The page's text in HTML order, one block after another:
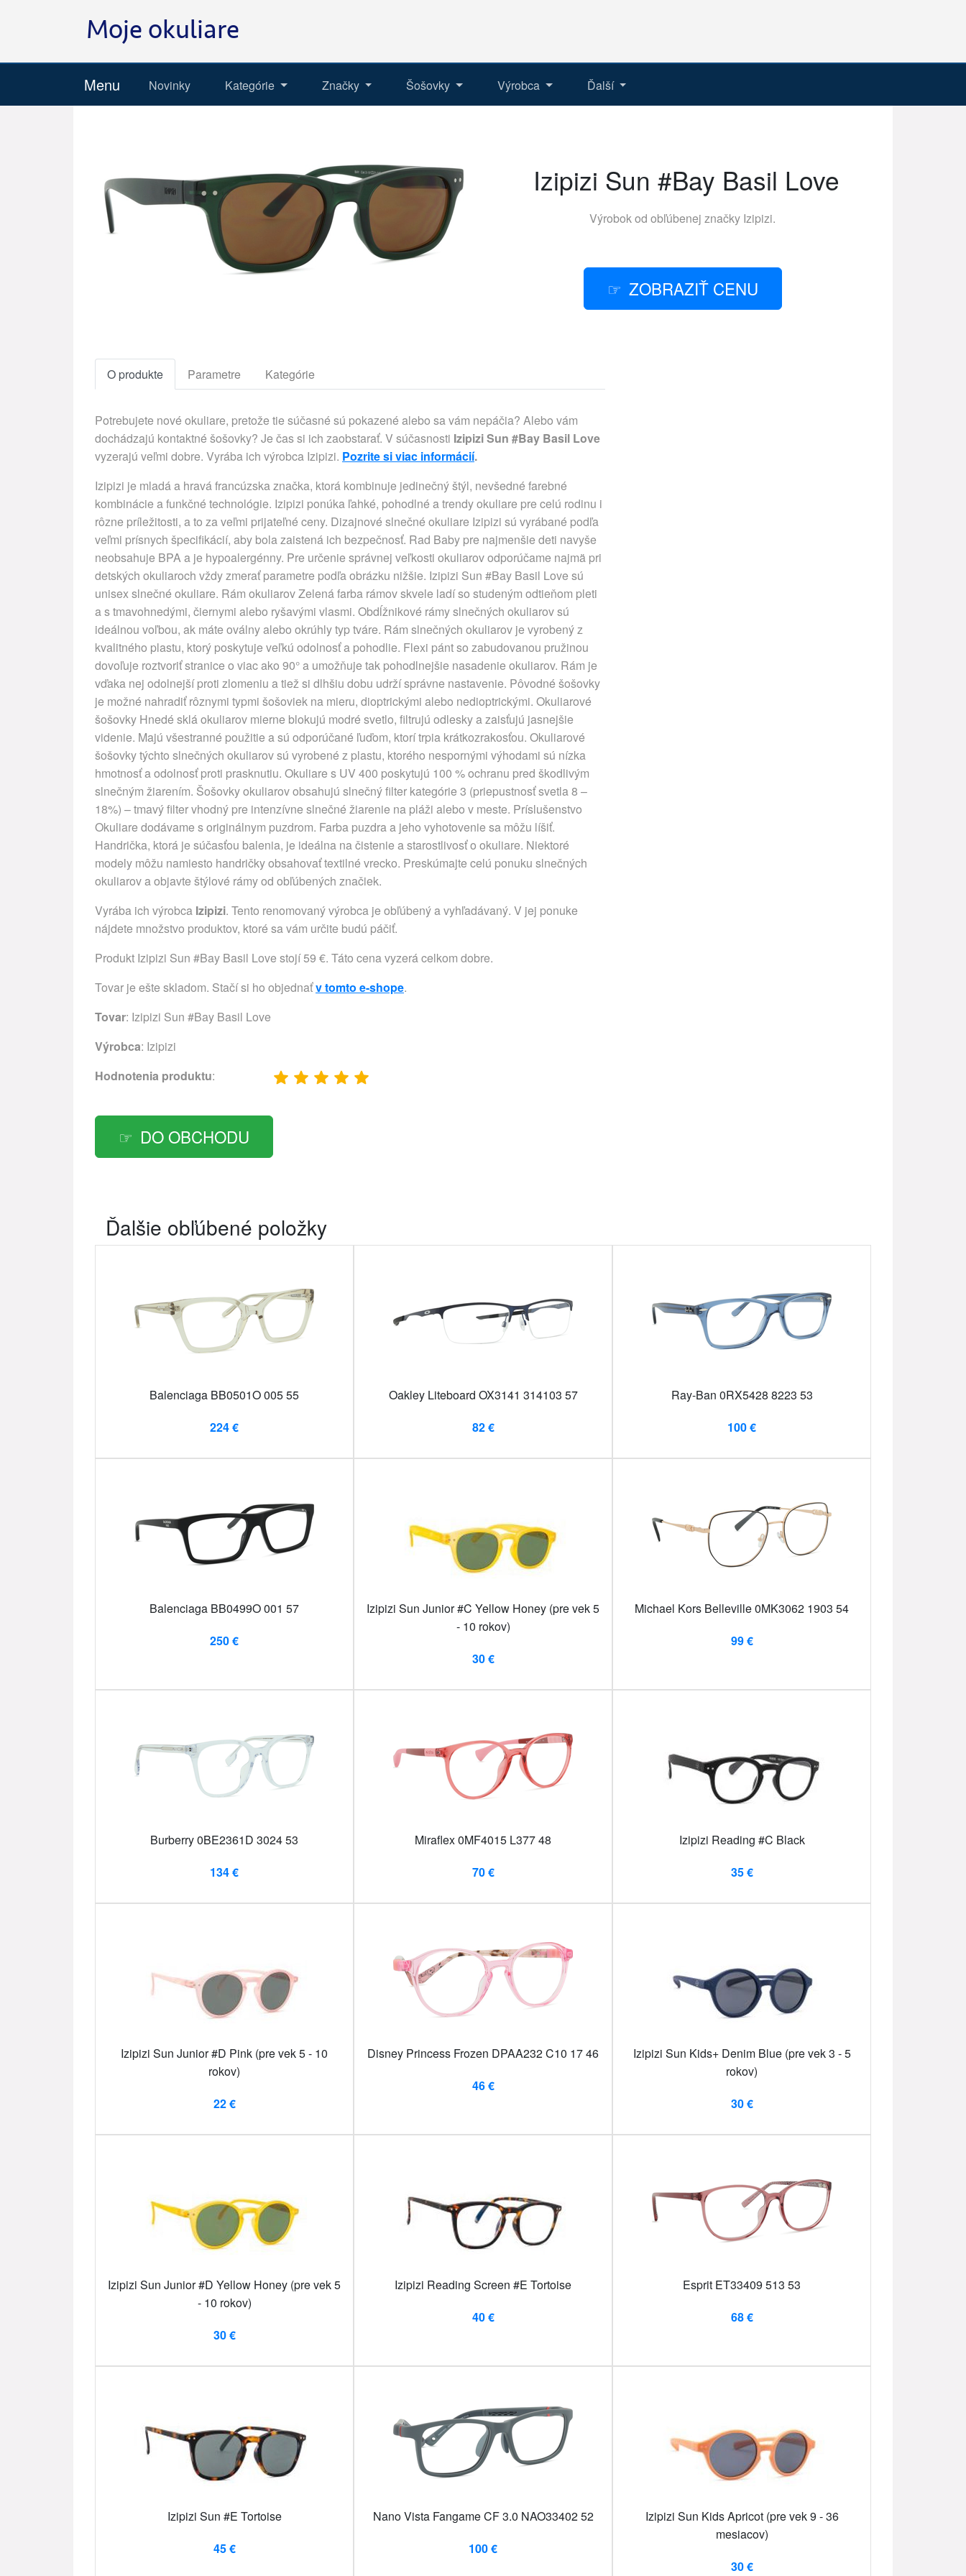
Menu Novinky Kategórie Značky Šošovky Výrobca Ďalší
Izipizi Sun #Bay Basil Love
Výrobok od obľúbenej značky Izipizi.
ZOBRAZIŤ CENU
O produkte Parametre Kategórie
Potrebujete nové okuliare, pretože tie súčasné sú pokazené alebo sa vám nepáčia? Alebo vám
dochádzajú kontaktné šošovky? Je čas si ich zaobstarať. V súčasnosti Izipizi Sun #Bay Basil Love
vyzerajú veľmi dobre. Vyrába ich výrobca Izipizi. Pozrite si viac informácií.
Izipizi je mladá a hravá francúzska značka, ktorá kombinuje jedinečný štýl, nevšedné farebné
kombinácie a funkčné technológie. Izipizi ponúka ľahké, pohodlné a trendy okuliare pre celú rodinu i
rôzne príležitosti, a to za veľmi prijateľné ceny. Dizajnové slnečné okuliare Izipizi sú vyrábané podľa
veľmi prísnych špecifikácií, aby bola zaistená ich bezpečnosť. Rad Baby pre najmenšie deti navyše
neobsahuje BPA a je hypoalergénny. Pre určenie správnej veľkosti okuliarov odporúčame najmä pri
detských okuliaroch vždy zmerať parametre podľa obrázku nižšie. Izipizi Sun #Bay Basil Love sú
unisex slnečné okuliare. Rám okuliarov Zelená farba rámov skvele ladí so studeným odtieňom pleti
a s tmavohnedými, čiernymi alebo ryšavými vlasmi. Obdĺžnikové rámy slnečných okuliarov sú
ideálnou voľbou, ak máte oválny alebo okrúhly typ tváre. Rám slnečných okuliarov je vyrobený z
kvalitného plastu, ktorý poskytuje veľkú odolnosť a pohodlie. Flexi pánt so zabudovanou pružinou
dovoľuje roztvoriť stranice o viac ako 90° a umožňuje tak pohodlnejšie nasadenie okuliarov. Rám je
vďaka nej odolnejší proti zlomeniu a tiež si dlhšiu dobu udrží správne nastavenie. Pôvodné šošovky
je možné nahradiť rôznymi typmi šošoviek na mieru, dioptrickými alebo nedioptrickými. Okuliarové
šošovky Hnedé sklá okuliarov mierne blokujú modré svetlo, filtrujú odlesky a zaisťujú jasnejšie
videnie. Majú všestranné použitie a sú odporúčané ľuďom, ktorí trpia krátkozrakosťou. Okuliarové
šošovky týchto slnečných okuliarov sú vyrobené z plastu, ktorého nespornými výhodami sú nízka
hmotnosť a odolnosť proti prasknutiu. Okuliare s UV 400 poskytujú 100 % ochranu pred škodlivým
slnečným žiarením. Šošovky okuliarov obsahujú slnečný filter kategórie 3 (priepustnosť svetla 8 –
18%) – tmavý filter vhodný pre intenzívne slnečné žiarenie na pláži alebo v meste. Príslušenstvo
Okuliare dodávame s originálnym puzdrom. Farba puzdra a jeho vyhotovenie sa môžu líšiť.
Handrička, ktorá je súčasťou balenia, je ideálna na čistenie a starostlivosť o okuliare. Niektoré
modely môžu namiesto handričky obsahovať textilné vrecko. Preskúmajte celú ponuku slnečných
okuliarov a objavte štýlové rámy od obľúbených značiek.
Vyrába ich výrobca Izipizi. Tento renomovaný výrobca je obľúbený a vyhľadávaný. V jej ponuke
nájdete množstvo produktov, ktoré sa vám určite budú páčiť.
Produkt Izipizi Sun #Bay Basil Love stojí 59 €. Táto cena vyzerá celkom dobre.
Tovar je ešte skladom. Stačí si ho objednaťv tomto e-shope.
Tovar: Izipizi Sun #Bay Basil Love
Výrobca: Izipizi
Hodnotenia produktu:
DO OBCHODU
Ďalšie obľúbené položky
Balenciaga BB0501O 005 55
224 €
Oakley Liteboard OX3141 314103 57
82 €
Ray-Ban 0RX5428 8223 53
100 €
Balenciaga BB0499O 001 57
250 €
Izipizi Sun Junior #C Yellow Honey (pre vek 5
- 10 rokov)
30 €
Michael Kors Belleville 0MK3062 1903 54
99 €
Burberry 0BE2361D 3024 53
134 €
Miraflex 0MF4015 L377 48
70 €
Izipizi Reading #C Black
35 €
Izipizi Sun Junior #D Pink (pre vek 5 - 10
rokov)
22 €
Disney Princess Frozen DPAA232 C10 17 46
46 €
Izipizi Sun Kids+ Denim Blue (pre vek 3 - 5
rokov)
30 €
Izipizi Sun Junior #D Yellow Honey (pre vek 5
- 10 rokov)
30 €
Izipizi Reading Screen #E Tortoise
40 €
Esprit ET33409 513 53
68 €
Izipizi Sun #E Tortoise
45 €
Nano Vista Fangame CF 3.0 NAO33402 52
100 €
Izipizi Sun Kids Apricot (pre vek 9 - 36
mesiacov)
30 €